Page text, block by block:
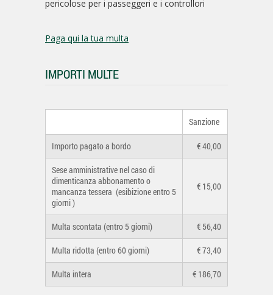
pericolose per i passeggeri e i controllori
Paga qui la tua multa
IMPORTI MULTE
Sanzione
Importo pagato a bordo € 40,00
Sese amministrative nel caso di
dimenticanza abbonamento o
mancanza tessera (esibizione entro 5
giorni )
€ 15,00
Multa scontata (entro 5 giorni) € 56,40
Multa ridotta (entro 60 giorni) € 73,40
Multa intera € 186,70